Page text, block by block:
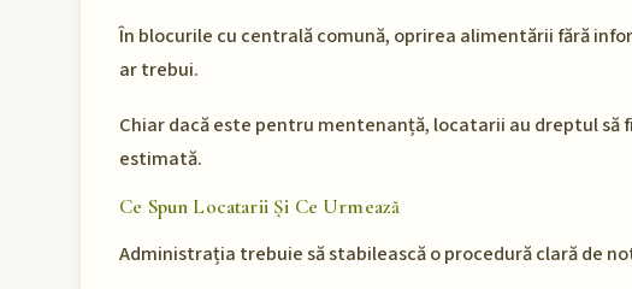
În blocurile cu centrală comună, oprirea alimentării fără
ar trebui.
Chiar dacă este pentru mentenanță, locatarii au dreptul să
estimată.
Ce Spun Locatarii Și Ce Urmează
Administrația trebuie să stabilească o procedură clară de